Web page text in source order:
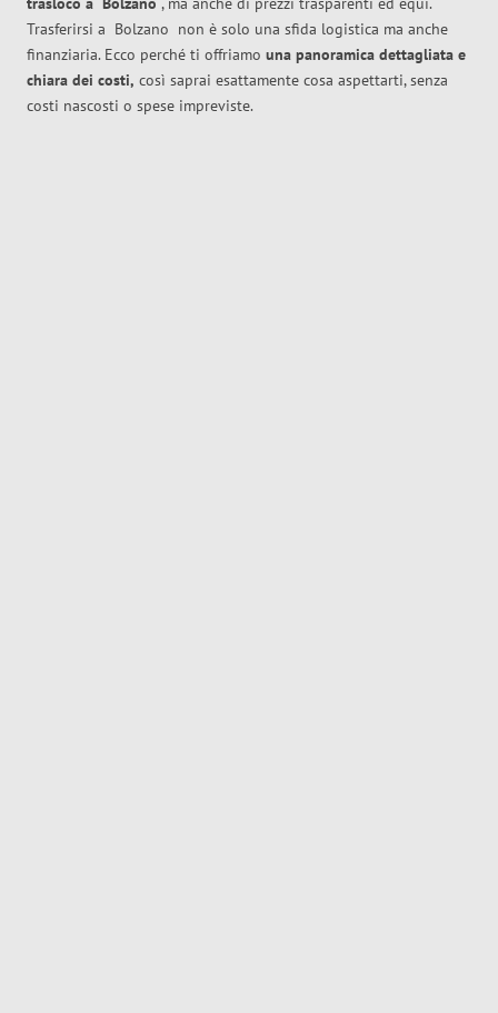
Trasferirsi a Bolzano non è solo una sfida logistica ma anche
finanziaria. Ecco perché ti offriamo una panoramica dettagliata e
chiara dei costi, così saprai esattamente cosa aspettarti, senza
costi nascosti o spese impreviste.